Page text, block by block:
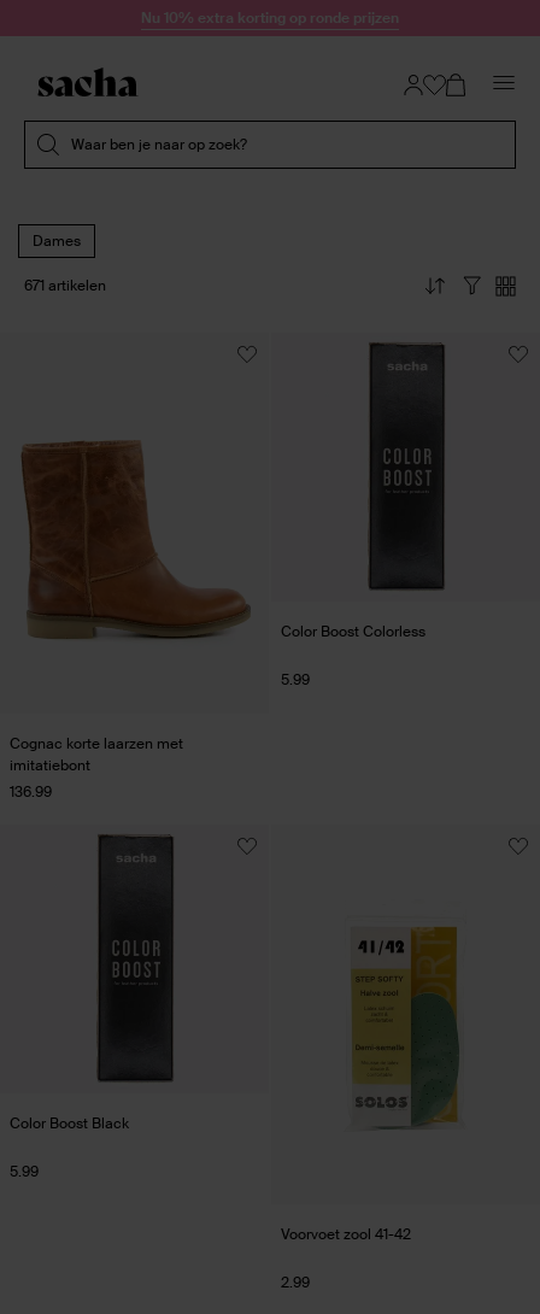
Doorgaan naar artikelNu 10% extra korting op ronde prijzen
Waar ben je naar op zoek?
Dames
671 artikelen
Cognac korte laarzen met
imitatiebont
136.99
Color Boost Colorless
5.99
Color Boost Black
5.99
Voorvoet zool 41-42
2.99